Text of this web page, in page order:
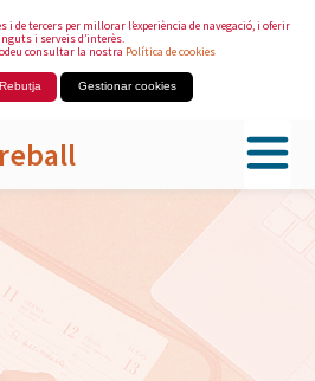
i de tercers per millorar l’experiència de navegació, i oferir
i serveis d’interès.
consultar la nostra Política de cookies
Rebutja Gestionar cookies